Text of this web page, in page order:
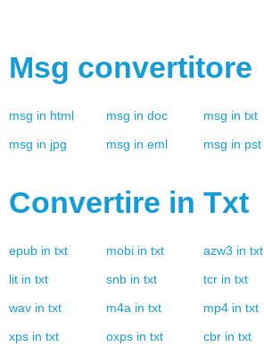
Msg convertitore
msg in html msg in doc msg in txt
msg in jpg msg in eml msg in pst
Convertire in Txt
epub in txt mobi in txt azw3 in txt
lit in txt snb in txt tcr in txt
wav in txt m4a in txt mp4 in txt
xps in txt oxps in txt cbr in txt